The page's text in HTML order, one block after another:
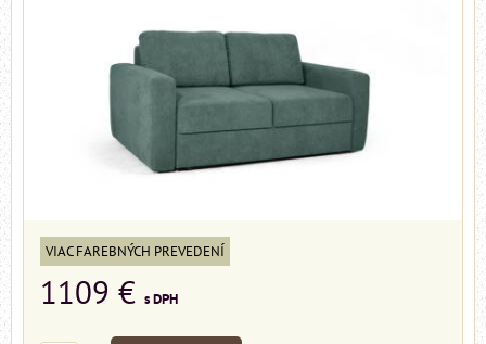
VIAC FAREBNÝCH PREVEDENÍ
1109 € s DPH